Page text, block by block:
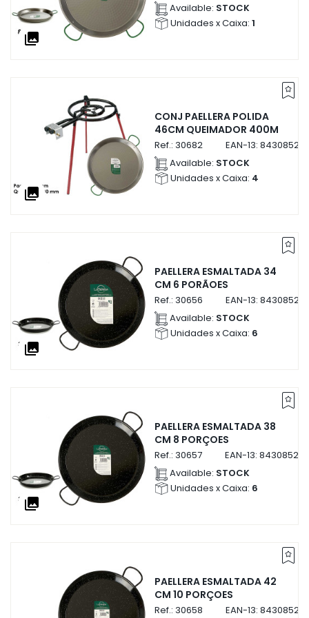
collections
Available: STOCK
Unidades x Caixa: 1
collections
CONJ PAELLERA POLIDA
46CM QUEIMADOR 400M
Ref.: 30682 EAN-13:
Available: STOCK
Unidades x Caixa: 4
collections
PAELLERA ESMALTADA 34
CM 6 PORÃOES
Ref.: 30656 EAN-13:
Available: STOCK
Unidades x Caixa: 6
collections
PAELLERA ESMALTADA 38
CM 8 PORÇOES
Ref.: 30657 EAN-13:
Available: STOCK
Unidades x Caixa: 6
PAELLERA ESMALTADA 42
CM 10 PORÇOES
Ref.: 30658 EAN-13: